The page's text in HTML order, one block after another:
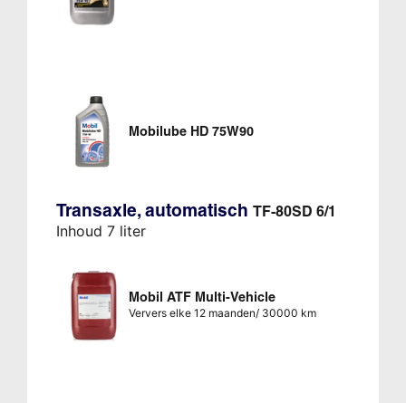
Mobilube HD 75W90
Transaxle, automatisch TF-80SD 6/1
Inhoud 7 liter
Mobil ATF Multi-Vehicle
Ververs elke 12 maanden/ 30000 km